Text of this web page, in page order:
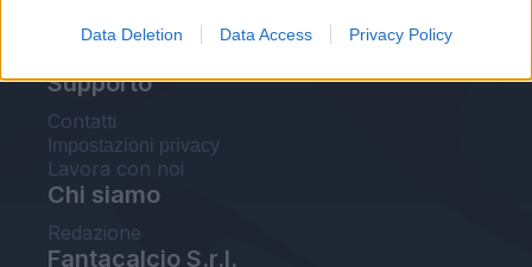
Data Deletion Data Access Privacy Policy
Rigoristi Serie A
Supporto
Contatti
Impostazioni privacy
Lavora con noi
Chi siamo
Redazione
Fantacalcio S.r.l.